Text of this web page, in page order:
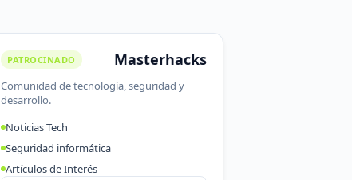
PATROCINADO Masterhacks
Comunidad de tecnología, seguridad y
desarrollo.
Noticias Tech
Seguridad informática
Artículos de Interés